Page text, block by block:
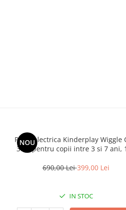
NOU
Placa electrica Kinderplay Wiggle
360, pentru copii intre 3 si 7 ani,
690,00 Lei399,00 Lei
IN STOC